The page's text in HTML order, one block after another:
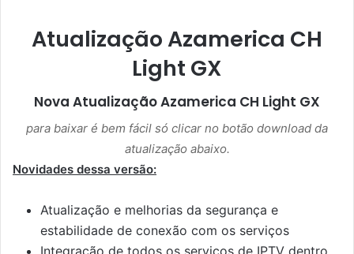
Atualização Azamerica CH
Light GX
Nova AtualizaçãoAzamerica CH Light GX
para baixar é bem fácil só clicar no botão download da
atualização abaixo.
Novidades dessa versão:
Atualização e melhorias da segurança e
estabilidade de conexão com os serviços
Integração de todos os serviços de IPTV dentro